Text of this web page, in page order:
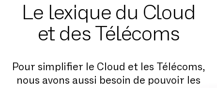
Le lexique du Cloud
et des Télécoms
Pour simplifier le Cloud et les Télécoms,
nous avons aussi besoin de pouvoir les